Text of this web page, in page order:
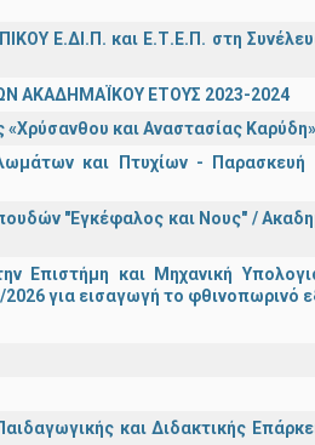
Ε.ΔΙ.Π. και Ε.Τ.Ε.Π. στη
ΑΚΑΔΗΜΑΪΚΟΥ ΕΤΟΥΣ 2023-2024
και Αναστασίας Καρύδη»
και Πτυχίων - Παρασκευή
"Εγκέφαλος και Νους" /
Επιστήμη και Μηχανική
για εισαγωγή το φθινοπωρινό
και Διδακτικής